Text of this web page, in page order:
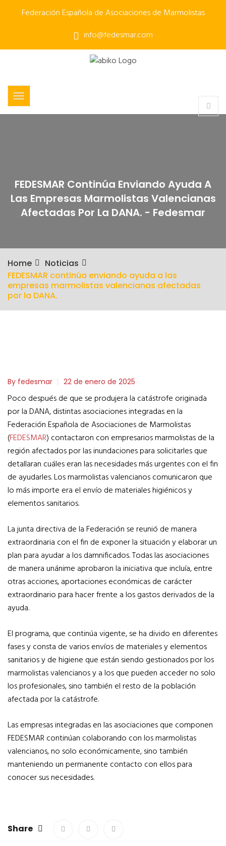
Federación Española de Asociaciones de Marmolistas
info@fedesmar.com
FEDESMAR Continúa Enviando Ayuda A
Las Empresas Marmolistas Valencianas
Afectadas Por La DANA. - Fedesmar
Home
Noticias
FEDESMAR continúa enviando ayuda a las
empresas marmolistas valencianas afectadas
por la DANA.
By fedesmar 22 de enero de 2025
Poco después de que se produjera la catástrofe originada
por la DANA, distintas asociaciones integradas en la
Federación Española de Asociaciones de Marmolistas
(FEDESMAR) contactaron con empresarios marmolistas de la
región afectados por las inundaciones para solicitarles que
detallaran cuáles eran las necesidades más urgentes con el fin
de ayudarles. Los marmolistas valencianos comunicaron que
lo más importe era el envío de materiales higiénicos y
elementos sanitarios.
La junta directiva de la Federación se reunió de manera
extraordinaria con el fin de exponer la situación y elaborar un
plan para ayudar a los damnificados. Todas las asociaciones
de manera unánime aprobaron la iniciativa que incluía, entre
otras acciones, aportaciones económicas de carácter
extraordinario para hacer frente a los gastos derivados de la
ayuda.
El programa, que continúa vigente, se ha divido en diferentes
fases y consta de varios envíos de materiales y elementos
sanitarios y de higiene que están siendo gestionados por los
marmolistas valencianos y a los que pueden acceder no solo
los profesionales, sino también el resto de la población
afectada por la catástrofe.
Las empresas integradas en las asociaciones que componen
FEDESMAR continúan colaborando con los marmolistas
valencianos, no solo económicamente, sino también
manteniendo un permanente contacto con ellos para
conocer sus necesidades.
Share